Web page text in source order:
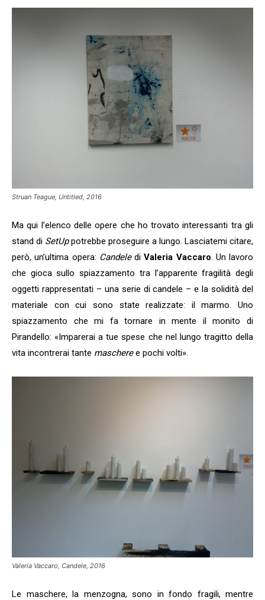
Struan Teague, Untitled, 2016
Ma qui l’elenco delle opere che ho trovato interessanti tra gli
stand di SetUppotrebbe proseguire a lungo. Lasciatemi citare,
però, un’ultima opera: CandelediValeria Vaccaro. Un lavoro
che gioca sullo spiazzamento tra l’apparente fragilità degli
oggetti rappresentati – una serie di candele – e la solidità del
materiale con cui sono state realizzate: il marmo. Uno
spiazzamento che mi fa tornare in mente il monito di
Pirandello: «Imparerai a tue spese che nel lungo tragitto della
vita incontrerai tante mascheree pochi volti».
Valeria Vaccaro, Candele, 2016
Le maschere, la menzogna, sono in fondo fragili, mentre